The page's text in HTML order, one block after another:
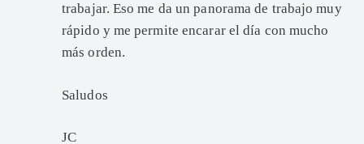
trabajar. Eso me da un panorama de trabajo muy
rápido y me permite encarar el día con mucho
más orden.
Saludos
JC